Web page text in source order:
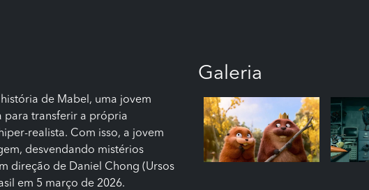
de Mabel, uma jovem
para transferir a própria
realista. Com isso, a jovem
desvendando mistérios
direção de Daniel Chong (Ursos
em 5 março de 2026.
Galeria